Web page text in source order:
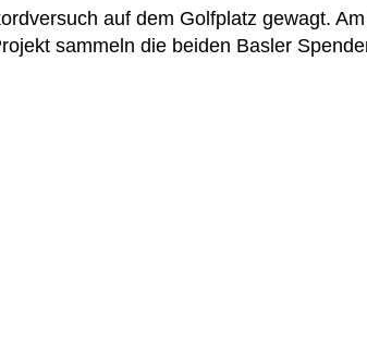
auf dem Golfplatz gewagt.
sammeln die beiden Basler